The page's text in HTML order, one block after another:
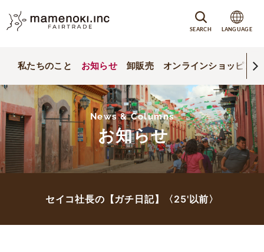
SEARCH LANGUAGE
私たちのこと お知らせ 卸販売 オンラインショッピング
News & Columns
お知らせ
セイコ社長の【ガチ日記】〈25'以前〉